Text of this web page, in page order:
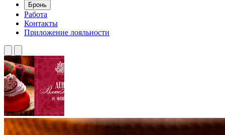
Бронь
Работа
Контакты
Приложение лояльности